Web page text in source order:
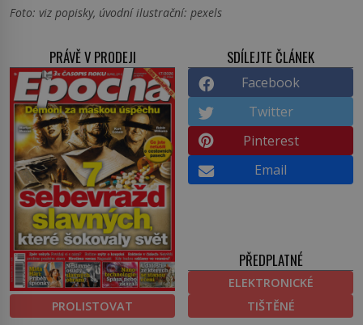
Foto: viz popisky, úvodní ilustrační: pexels
PRÁVĚ V PRODEJI
PROLISTOVAT
SDÍLEJTE ČLÁNEK
Facebook
Twitter
Pinterest
Email
PŘEDPLATNÉ
ELEKTRONICKÉ
TIŠTĚNÉ